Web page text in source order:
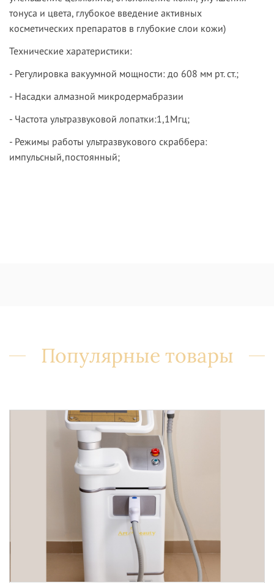
тонуса и цвета, глубокое введение активных
косметических препаратов в глубокие слои кожи)
Технические харатеристики:
- Регулировка вакуумной мощности: до 608 мм рт. ст.;
- Насадки алмазной микродермабразии
- Частота ультразвуковой лопатки:1,1Мгц;
- Режимы работы ультразвукового скраббера:
импульсный,постоянный;
Популярные товары